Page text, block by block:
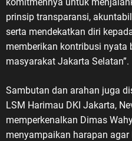
prinsip transparansi,
serta mendekatkan diri
memberikan kontribusi nyata
masyarakat Jakarta Selatan”.
Sambutan dan arahan juga
LSM Harimau DKI Jakarta,
memperkenalkan Dimas
menyampaikan harapan agar